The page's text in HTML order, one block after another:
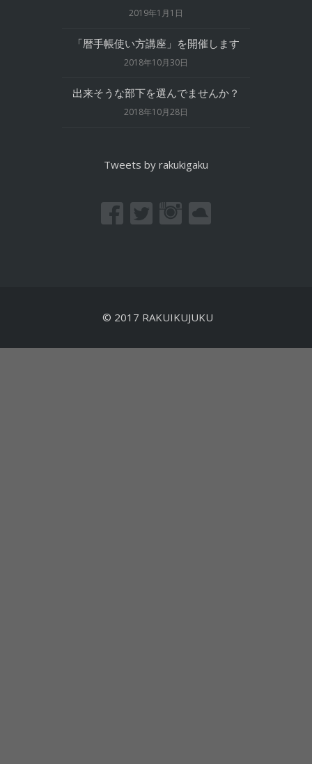
2019年1月1日
「暦手帳使い方講座」を開催します
2018年10月30日
出来そうな部下を選んでませんか？
2018年10月28日
Tweets by rakukigaku
© 2017 RAKUIKUJUKU